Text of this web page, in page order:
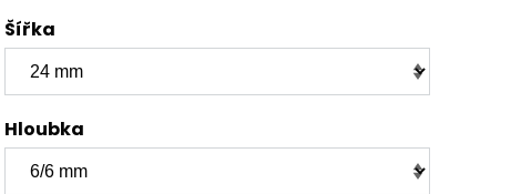
Šířka
Hloubka